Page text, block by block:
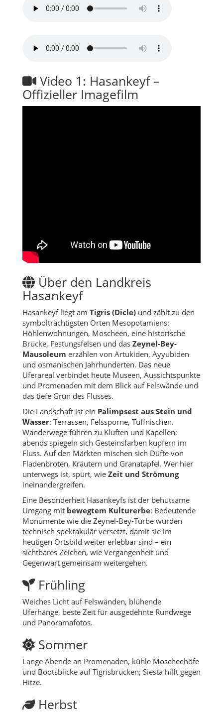
Video 1: Hasankeyf –
Offizieller Imagefilm
Über den Landkreis
Hasankeyf
Hasankeyf liegt am Tigris (Dicle) und zählt zu den
symbolträchtigsten Orten Mesopotamiens:
Höhlenwohnungen, Moscheen, eine historische
Brücke, Festungsfelsen und das Zeynel-Bey-
Mausoleum erzählen von Artukiden, Ayyubiden
und osmanischen Jahrhunderten. Das neue
Uferareal verbindet heute Museen, Aussichtspunkte
und Promenaden mit dem Blick auf Felswände und
das tiefe Grün des Flusses.
Die Landschaft ist ein Palimpsest aus Stein und
Wasser: Terrassen, Felssporne, Tuffnischen.
Wanderwege führen zu Kluften und Kapellen;
abends spiegeln sich Gesteinsfarben kupfern im
Fluss. Auf den Märkten mischen sich Düfte von
Fladenbroten, Kräutern und Granatapfel. Wer hier
unterwegs ist, spürt, wie Zeit und Strömung
ineinandergreifen.
Eine Besonderheit Hasankeyfs ist der behutsame
Umgang mit bewegtem Kulturerbe: Bedeutende
Monumente wie die Zeynel-Bey-Türbe wurden
technisch spektakulär versetzt, damit sie im
heutigen Ortsbild weiter erlebbar sind – ein
sichtbares Zeichen, wie Vergangenheit und
Gegenwart gemeinsam weitergehen.
Frühling
Weiches Licht auf Felswänden, blühende
Uferhänge, beste Zeit für ausgedehnte Rundwege
und Panoramafotos.
Sommer
Lange Abende an Promenaden, kühle Moscheehöfe
und Bootsblicke auf Tigrisbrücken; Siesta hilft gegen
Hitze.
Herbst